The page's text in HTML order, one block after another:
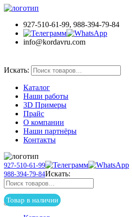
927-510-61-99, 988-394-79-84
info@kordavru.com
Искать:
Каталог
Наши работы
3D Примеры
Прайс
О компании
Наши партнёры
Контакты
927-510-61-99
988-394-79-84Искать:
Товар в наличии